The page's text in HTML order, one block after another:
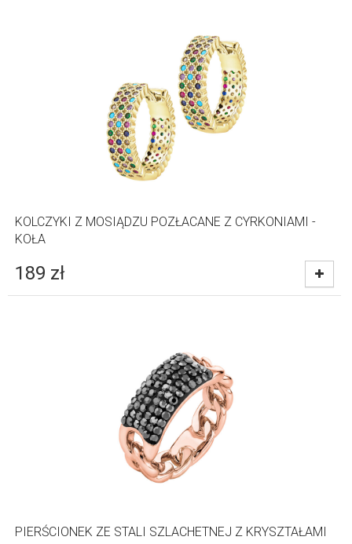
KOLCZYKI Z MOSIĄDZU POZŁACANE Z CYRKONIAMI -
KOŁA
189 zł
PIERŚCIONEK ZE STALI SZLACHETNEJ Z KRYSZTAŁAMI